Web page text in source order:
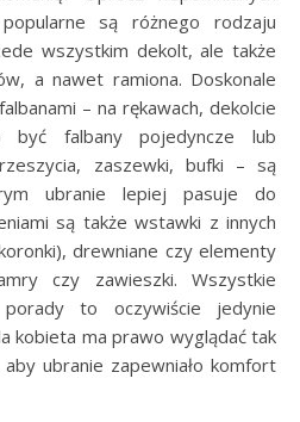
są różnego rodzaju
wszystkim dekolt, ale także
a nawet ramiona. Doskonale
– na rękawach, dekolcie
falbany pojedyncze lub
zaszewki, bufki – są
ubranie lepiej pasuje do
są także wstawki z innych
drewniane czy elementy
czy zawieszki. Wszystkie
porady to oczywiście jedynie
kobieta ma prawo wyglądać tak
ubranie zapewniało komfort